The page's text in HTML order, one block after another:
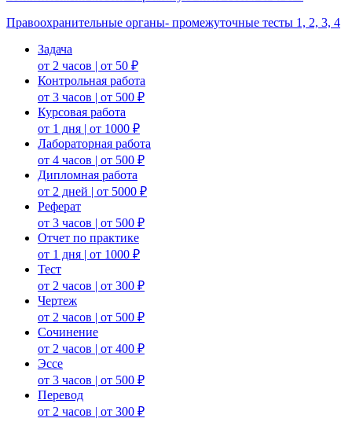
Правоохранительные органы- промежуточные тесты 1, 2, 3, 4
Задача
от 2 часов | от 50 ₽
Контрольная работа
от 3 часов | от 500 ₽
Курсовая работа
от 1 дня | от 1000 ₽
Лабораторная работа
от 4 часов | от 500 ₽
Дипломная работа
от 2 дней | от 5000 ₽
Реферат
от 3 часов | от 500 ₽
Отчет по практике
от 1 дня | от 1000 ₽
Тест
от 2 часов | от 300 ₽
Чертеж
от 2 часов | от 500 ₽
Сочинение
от 2 часов | от 400 ₽
Эссе
от 3 часов | от 500 ₽
Перевод
от 2 часов | от 300 ₽